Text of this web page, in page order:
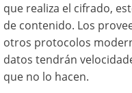
que realiza el cifrado,
de contenido. Los
otros protocolos
datos tendrán
que no lo hacen.